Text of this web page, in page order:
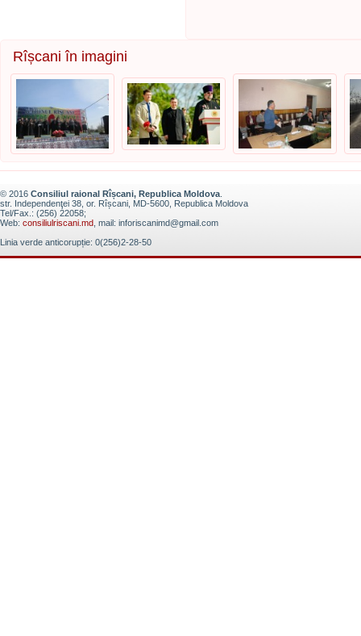
Rîșcani în imagini
© 2016 Consiliul raional Rîșcani, Republica Moldova
str. Independenţei 38, or. Rîșcani, MD-5600, Republica Moldova
Tel/Fax.: (256) 22058;
Web: consiliulriscani.md , mail: inforiscanimd@gmail.com
Linia verde anticorupție: 0(256)2-28-50